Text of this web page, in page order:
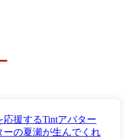
応援するTintアバター
ーの夏瀬が生んでくれ